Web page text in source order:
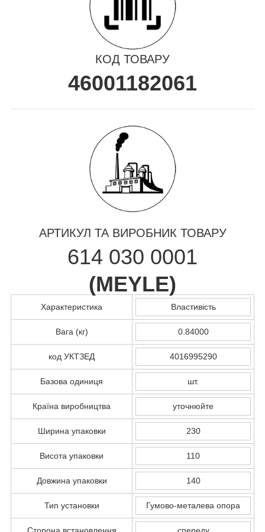
КОД ТОВАРУ
46001182061
АРТИКУЛ ТА ВИРОБНИК ТОВАРУ
614 030 0001
(MEYLE)
Характеристика Властивість
Вага (кг) 0.84000
код УКТЗЕД 4016995290
Базова одиниця шт.
Країна виробництва уточнюйте
Ширина упаковки 230
Висота упаковки 110
Довжина упаковки 140
Тип установки Гумово-металева опора
Сторона встановлення спереду